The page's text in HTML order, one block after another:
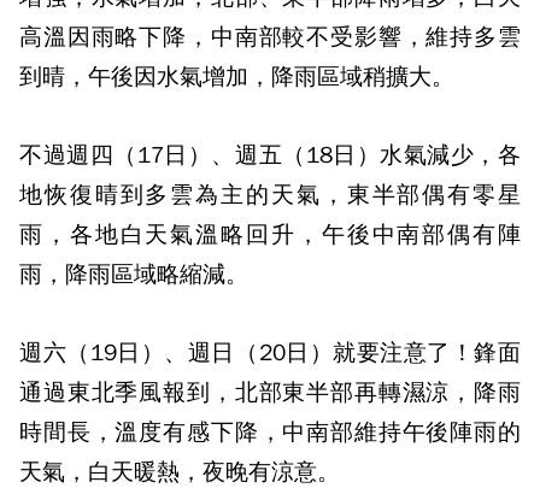
高溫因雨略下降，中南部較不受影響，維持多雲
到晴，午後因水氣增加，降雨區域稍擴大。
不過週四（17日）、週五（18日）水氣減少，各
地恢復晴到多雲為主的天氣，東半部偶有零星
雨，各地白天氣溫略回升，午後中南部偶有陣
雨，降雨區域略縮減。
週六（19日）、週日（20日）就要注意了！鋒面
通過東北季風報到，北部東半部再轉濕涼，降雨
時間長，溫度有感下降，中南部維持午後陣雨的
天氣，白天暖熱，夜晚有涼意。